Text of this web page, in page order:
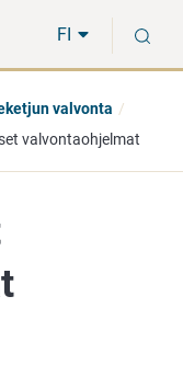
FI
valvonta
valvontaohjelmat